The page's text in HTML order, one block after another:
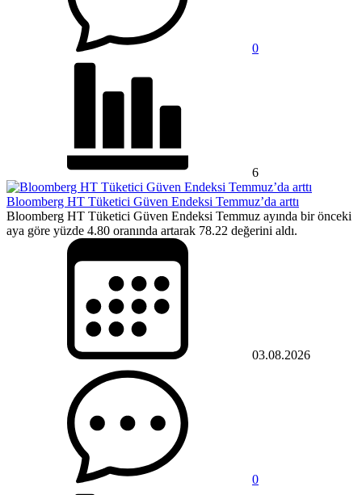
0
6
Bloomberg HT Tüketici Güven Endeksi Temmuz’da arttı
Bloomberg HT Tüketici Güven Endeksi Temmuz ayında bir önceki
aya göre yüzde 4.80 oranında artarak 78.22 değerini aldı.
03.08.2026
0